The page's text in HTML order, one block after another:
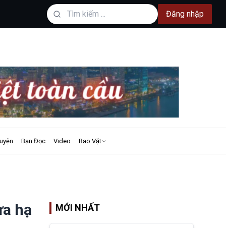
Đăng nhập
Bạn Đọc Video Rao Vặt
hạ
MỚI NHẤT